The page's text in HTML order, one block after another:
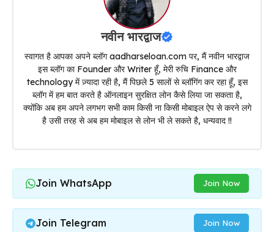
नवीन भारद्वाज
स्वागत है आपका अपने ब्लॉग aadharseloan.com पर, मैं नवीन भारद्वाज
इस ब्लॉग का Founder और Writer हूँ, मेरी रुचि Finance और
technology में ज़्यादा रही है, मैं पिछले 5 सालों से ब्लॉगिंग कर रहा हूँ, इस
ब्लॉग में हम बात करते है ऑनलाइन सुरक्षित लोन कैसे लिया जा सकता है,
क्योंकि अब हम अपने लगभग सभी काम किसी ना किसी मोबाइल ऐप से करने लगे
है उसी तरह से अब हम मोबाइल से लोन भी ले सकते है, धन्यवाद !!
Join WhatsApp Join Now
Join Telegram Join Now